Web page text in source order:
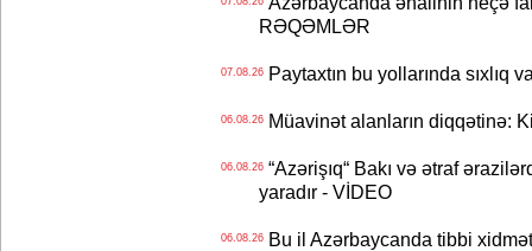
RƏQƏMLƏR
07.08.26Paytaxtın bu yollarında sıxlıq
06.08.26Müavinət alanların diqqətinə:
06.08.26“Azərişıq“ Bakı və ətraf
yaradır - VİDEO
06.08.26Bu il Azərbaycanda tibbi